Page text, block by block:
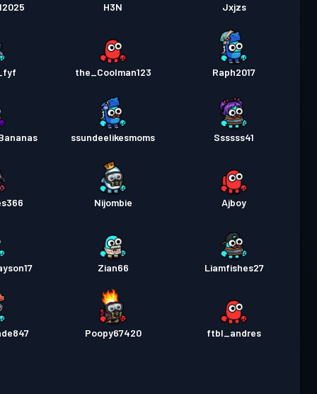
H3N Jxjzs
the_Coolman123 Raph2017
ssundeelikesmoms Ssssss41
Nijombie Ajboy
Zian66 Liamfishes27
Poopy67420 ftbl_andres